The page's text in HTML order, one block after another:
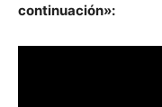
continuación»: